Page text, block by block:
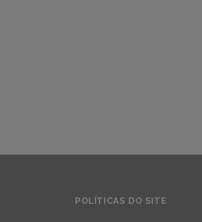
POLÍTICAS DO SITE